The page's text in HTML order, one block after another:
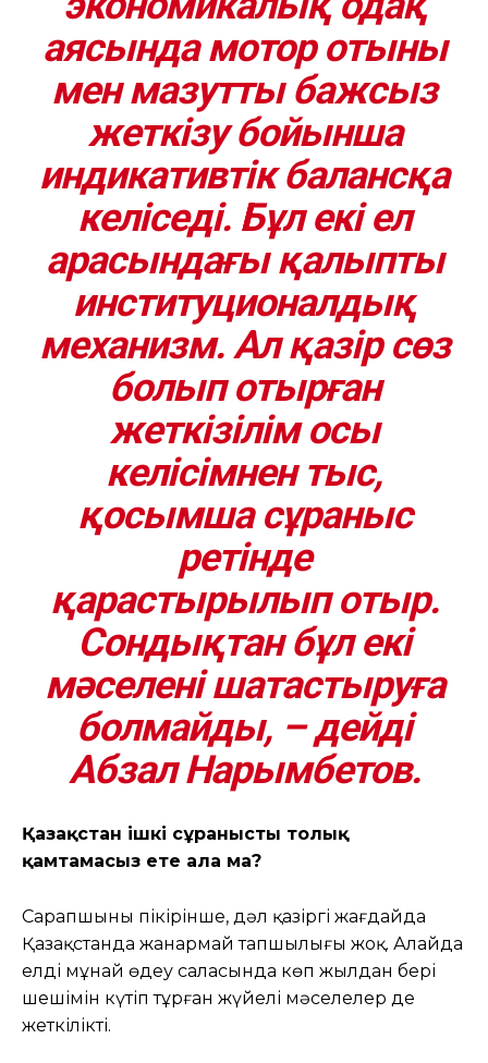
аясында мотор отыны
мен мазутты бажсыз
жеткізу бойынша
индикативтік балансқа
келіседі. Бұл екі ел
арасындағы қалыпты
институционалдық
механизм. Ал қазір сөз
болып отырған
жеткізілім осы
келісімнен тыс,
қосымша сұраныс
ретінде
қарастырылып отыр.
Сондықтан бұл екі
мәселені шатастыруға
болмайды, – дейді
Абзал Нарымбетов.
Қазақстан ішкі сұранысты толық
қамтамасыз ете ала ма?
Сарапшының пікірінше, дәл қазіргі жағдайда
Қазақстанда жанармай тапшылығы жоқ. Алайда
елдің мұнай өңдеу саласында көп жылдан бері
шешімін күтіп тұрған жүйелі мәселелер де
жеткілікті.